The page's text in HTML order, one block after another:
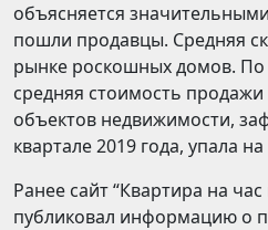
объясняется
пошли продавцы. Средняя
рынке роскошных домов.
средняя стоимость
объектов недвижимости,
квартале 2019 года, упала
Ранее сайт “Квартира на
публиковал информацию о